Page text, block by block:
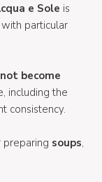
e Sole is
particular
become
including the
consistency.
preparing soups,